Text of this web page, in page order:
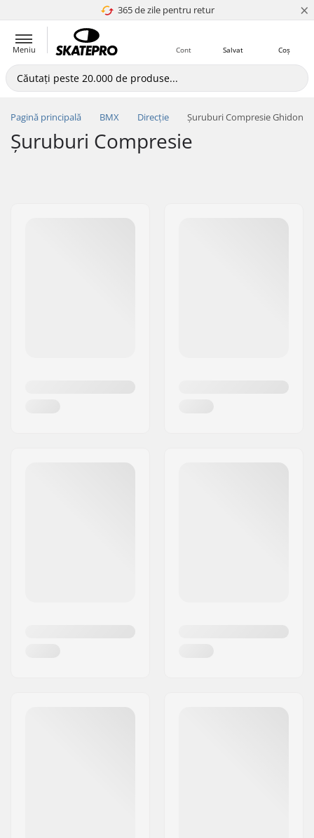
365 de zile pentru retur
4.8 a 5 ×
Meniu Coș
Salvat
Cont
Pagină principală BMX Direcție Șuruburi Compresie Ghidon
Șuruburi Compresie